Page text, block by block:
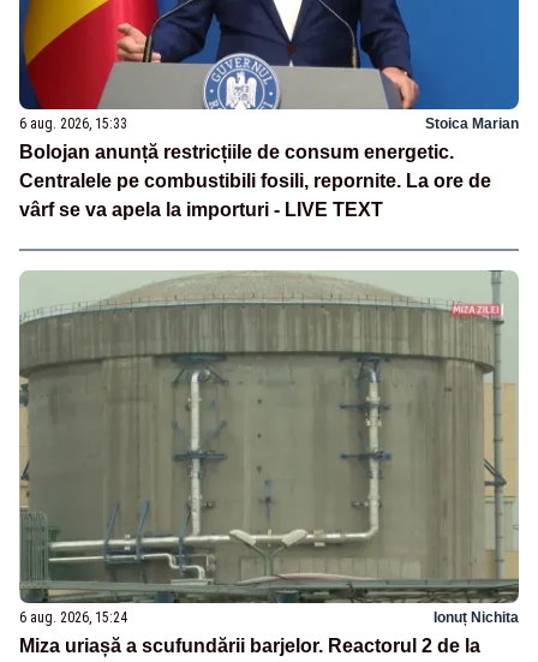
6 aug. 2026, 15:33 Stoica Marian
Bolojan anunță restricțiile de consum energetic.
Centralele pe combustibili fosili, repornite. La ore de
vârf se va apela la importuri - LIVE TEXT
6 aug. 2026, 15:24 Ionuț Nichita
Miza uriașă a scufundării barjelor. Reactorul 2 de la